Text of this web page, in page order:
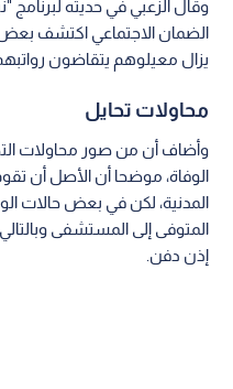
وقال الزعبي في حديثه لبرنامج
الضمان الاجتماعي اكتشف بعض
يزال معيلوهم يتقاضون رواتبهم
محاولات تحايل
وأضاف أن من صور محاولات
الوفاة، موضحا أن الأصل أن
المدنية، لكن في بعض حالات
المتوفى إلى المستشفى
إذن دفن.